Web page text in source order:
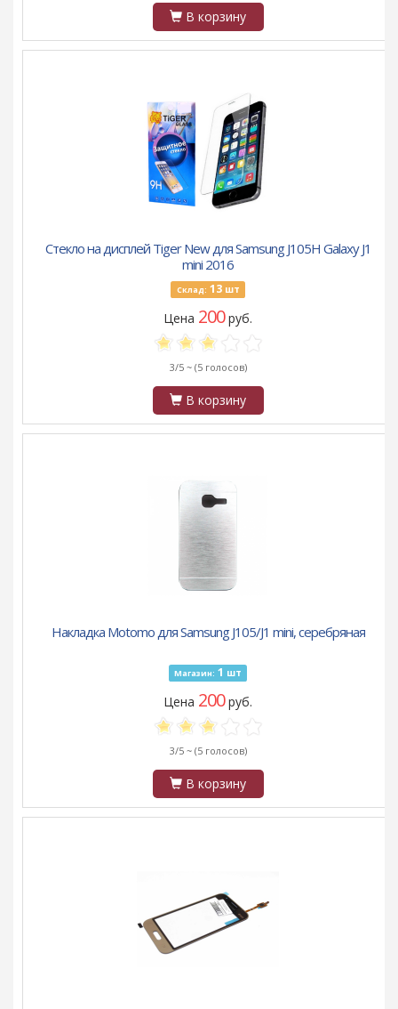
В корзину
Стекло на дисплей Tiger New для Samsung J105H Galaxy J1
mini 2016
Склад: 13шт
Цена 200руб.
3/5 ~ (5 голосов)
В корзину
Накладка Motomo для Samsung J105/J1 mini, серебряная
Магазин: 1 шт
Цена 200руб.
3/5 ~ (5 голосов)
В корзину